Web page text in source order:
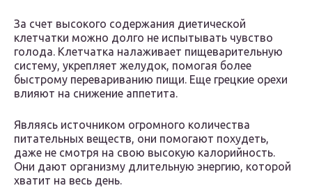
За счет высокого содержания диетической
клетчатки можно долго не испытывать чувство
голода. Клетчатка налаживает пищеварительную
систему, укрепляет желудок, помогая более
быстрому перевариванию пищи. Еще грецкие орехи
влияют на снижение аппетита.
Являясь источником огромного количества
питательных веществ, они помогают похудеть,
даже не смотря на свою высокую калорийность.
Они дают организму длительную энергию, которой
хватит на весь день.